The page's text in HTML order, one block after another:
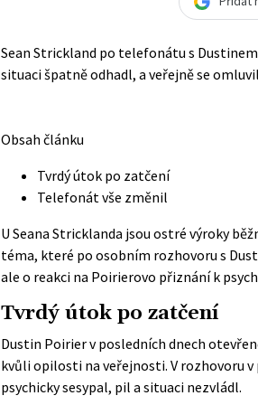
Sean Strickland po telefonátu s
situaci špatně odhadl, a veřejně se
Obsah článku
Tvrdý útok po zatčení
Telefonát vše změnil
U Seana Stricklanda jsou ostré výroky
téma, které po osobním rozhovoru s
ale o reakci na Poirierovo přiznání k
Tvrdý útok po zatčení
Dustin Poirier v posledních dnech
kvůli opilosti na veřejnosti. V rozhovoru v
psychicky sesypal, pil a situaci nezvládl.